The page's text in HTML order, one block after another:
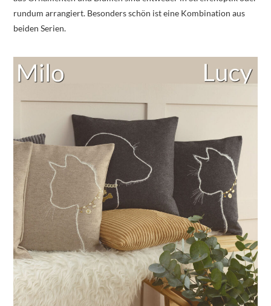
rundum arrangiert. Besonders schön ist eine Kombination aus
beiden Serien.